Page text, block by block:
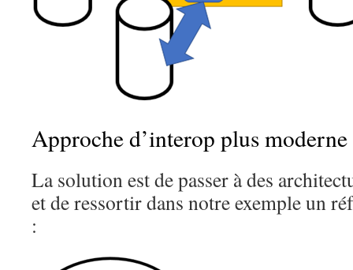
Approche d’interop plus moderne
La solution est de passer à des
et de ressortir dans notre exemple un
: